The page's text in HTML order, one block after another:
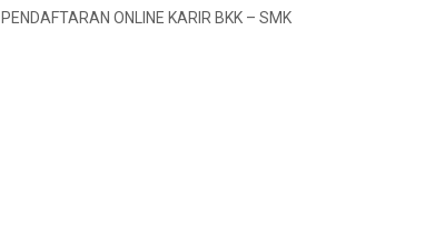
PENDAFTARAN ONLINE KARIR BKK – SMK